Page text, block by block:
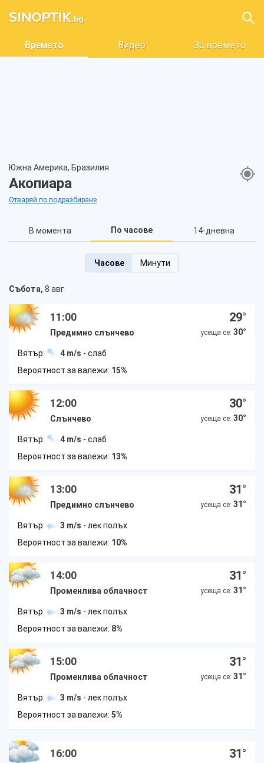
Времето Видео За времето
Южна Америка, Бразилия
Акопиара
Отваряй по подразбиране
В момента По часове 14-дневна
Часове Минути
Събота, 8 авг
11:00
Предимно слънчево
29°
усеща се: 30°
Вятър: 4 m/s - слаб
Вероятност за валежи: 15%
12:00
Слънчево
30°
усеща се: 30°
Вятър: 4 m/s - слаб
Вероятност за валежи: 13%
13:00
Предимно слънчево
31°
усеща се: 31 °
Вятър: 3 m/s - лек полъх
Вероятност за валежи: 10%
14:00
Променлива облачност
31°
усеща се: 31 °
Вятър: 3 m/s - лек полъх
Вероятност за валежи: 8%
15:00
Променлива облачност
31°
усеща се: 31 °
Вятър: 3 m/s - лек полъх
Вероятност за валежи: 5%
16:00 31°